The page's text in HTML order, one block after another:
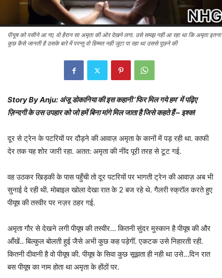
पीयूष को पसीने आ गए. वो हैरान सा अमृता की ओर देखने लगा. उसे समझ नही आ रहा था कि अमृता इतना
कुछ कैसे जानती है उसके बारे में परन्तु वो हिम्मत नही जुटा पा रहा था उससे पूछने की
Story By Anju: अंजू डोकानिया की इस कहानी ‘फिर मिल गये हम’ में पढ़िए
ज़िन्दगी के उस उपहार को जो हमें बिना मांगे मिल जाता है जिसे कहते हैं – इश्क!
दूर से ट्रेन के पटरियों पर दौड़ने की आवाज़ अमृता के कानों में पड़ रही था. काफी
देर तक यह शोर जारी रहा. अतत: अमृता की नींद पूरी तरह से टूट गई.
वह उठकर खिड़की के पास पहुँची तो दूर पटरियों पर भागती ट्रेन की आवाज़ अब भी
सुनाई दे रही थी. मोबाइल खोला देखा रात के 2 बज रहे थे. गैलरी स्क्रॉल करते हुए
पीयूष की तस्वीर पर नज़र ठहर गई.
अमृता गौर से देखने लगी पीयूष की तस्वीर… कितनी सुंदर मुस्कान है पीयूष की और
आँखें.. बिल्कुल बोलती हुई जैसे अभी कुछ कह पड़ेगीं. एकटक उसे निहारती रही.
कितनी दीवानी है वो पीयूष की. पीयूष के सिवा कुछ सूझता ही नही था उसे…दिन रात
बस पीयूष का नाम होता था अमृता के होंठों पर.